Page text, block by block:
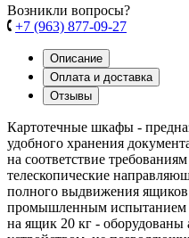
Возникли вопросы?
+7 (963) 877-09-27
Описание
Оплата и доставка
Отзывы
Картотечные шкафы -
удобного хранения
на соответствие
телескопические
полного выдвижения
промышленным испытанием
на ящик 20 кг -